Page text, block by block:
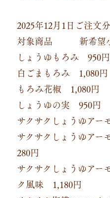
2025年12月1日ご注文
対象商品 新希望小
しょうゆもろみ 950円
白ごまもろみ 1,080円
もろみ花椒 1,080円
しょうゆの実 950円
サクサクしょうゆア
サクサクしょうゆア
280円
サクサクしょうゆアー
ク風味 1,180円